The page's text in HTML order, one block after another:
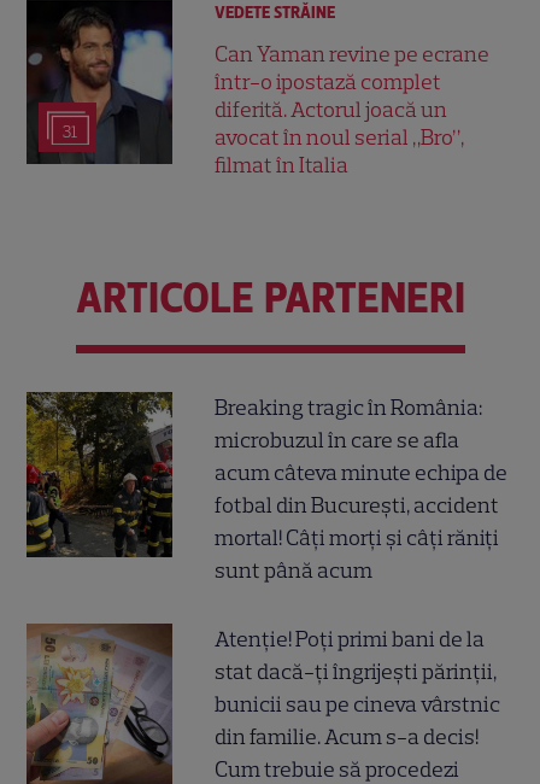
31
VEDETE STRĂINE
Can Yaman revine pe ecrane
într-o ipostază complet
diferită. Actorul joacă un
avocat în noul serial „Bro”,
filmat în Italia
ARTICOLE PARTENERI
Breaking tragic în România:
microbuzul în care se afla
acum câteva minute echipa de
fotbal din București, accident
mortal! Câți morți și câți răniți
sunt până acum
Atenție! Poți primi bani de la
stat dacă-ți îngrijești părinții,
bunicii sau pe cineva vârstnic
din familie. Acum s-a decis!
Cum trebuie să procedezi